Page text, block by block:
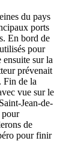
du pays
ports
En bord de
pour
sur la
prévenait
Fin de la
vue sur le
Jean-de-
pour
de
pour finir